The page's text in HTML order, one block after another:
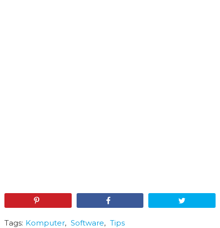
Tags: Komputer, Software, Tips